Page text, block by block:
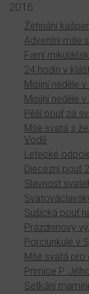
2016
Žehnání
Adventní mše
Farní
24 hodin v
Misijní neděle
Misijní neděle v
Pěší pouť za
Mše svatá s
Vodě
Letecké
Diecézní pouť
Slavnost
Sušická pouť
Prázdninový
Porciunkule v
Mše svatá pro
Primice P.
Setkání